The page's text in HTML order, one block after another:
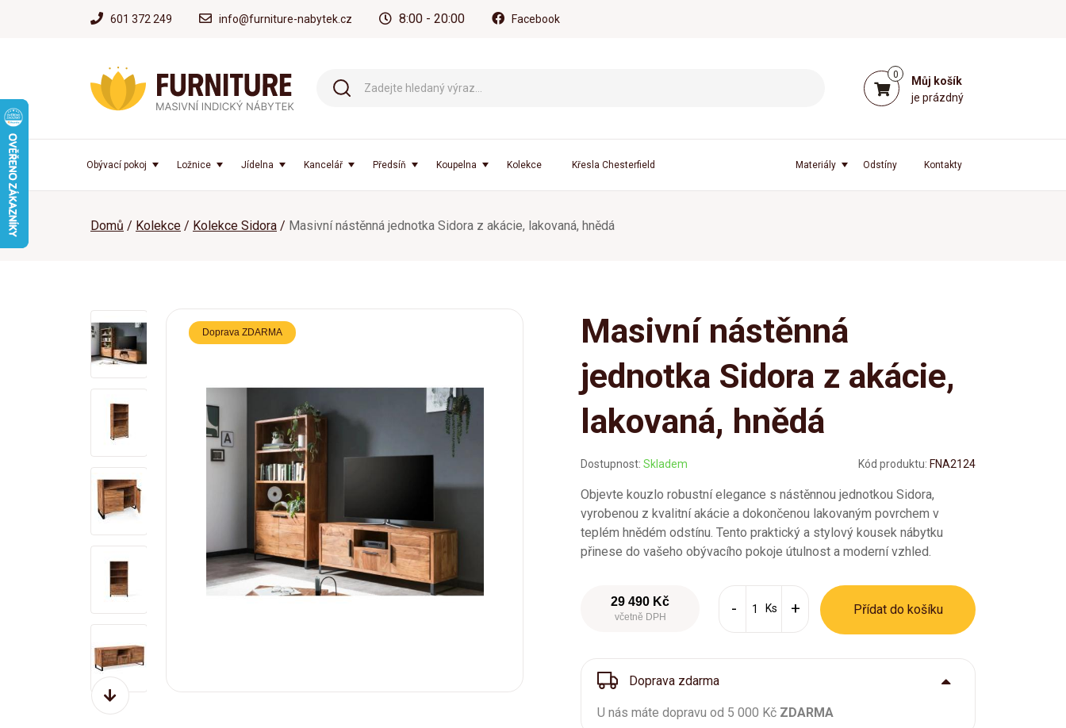
601 372 249 info@furniture-nabytek.cz 8:00 - 20:00 Facebook
0
Můj košík
je prázdný
Obývací pokoj Ložnice Jídelna Kancelář Předsíň Koupelna Kolekce Křesla Chesterfield Kontakty
Odstíny
Materiály
Domů Kolekce Kolekce Sidora Masivní nástěnná jednotka Sidora z akácie, lakovaná, hnědá
Doprava ZDARMA
Masivní nástěnná
jednotka Sidora z akácie,
lakovaná, hnědá
Dostupnost: Skladem Kód produktu: FNA2124
Objevte kouzlo robustní elegance s nástěnnou jednotkou Sidora,
vyrobenou z kvalitní akácie a dokončenou lakovaným povrchem v
teplém hnědém odstínu. Tento praktický a stylový kousek nábytku
přinese do vašeho obývacího pokoje útulnost a moderní vzhled.
29 490 Kč
včetně DPH
Ks Přídat do košíku
Doprava zdarma
U nás máte dopravu od 5 000 Kč ZDARMA